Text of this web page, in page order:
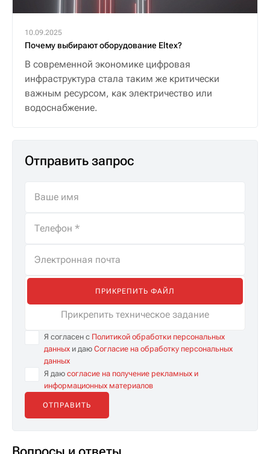
10.09.2025
Почему выбирают оборудование Eltex?
В современной экономике цифровая
инфраструктура стала таким же критически
важным ресурсом, как электричество или
водоснабжение.
Отправить запрос
ПРИКРЕПИТЬ ФАЙЛ
Прикрепить техническое задание
Я согласен с Политикой обработки персональных
данных и даю Согласие на обработку персональных
данных
Я даю согласие на получение рекламных и
информационных материалов